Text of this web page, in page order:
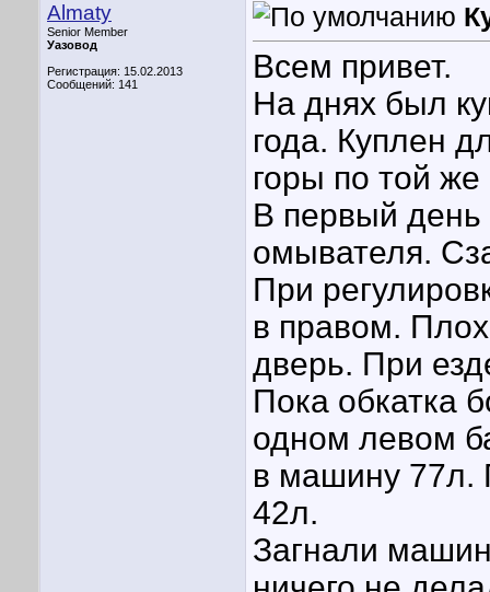
Almaty
Senior Member
Уазовод
Регистрация: 15.02.2013
Сообщений: 141
Всем привет.
На днях был
года. Куплен
горы по той
В первый день
омывателя.
При
в правом.
дверь. При
Пока обкатка
одном левом
в машину 77л.
42л.
Загнали